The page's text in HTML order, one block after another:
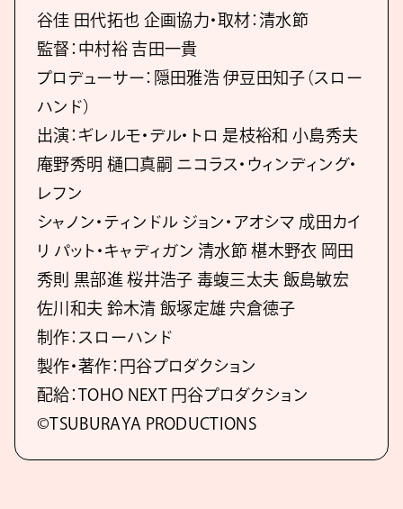
谷佳 田代拓也 企画協力・取材：清水節
監督：中村裕 吉田一貴
プロデューサー：隠田雅浩 伊豆田知子（スロー
ハンド）
出演：ギレルモ・デル・トロ 是枝裕和 小島秀夫
庵野秀明 樋口真嗣 ニコラス・ウィンディング・
レフン
シャノン・ティンドル ジョン・アオシマ 成田カイ
リ パット・キャディガン 清水節 椹木野衣 岡田
秀則 黒部進 桜井浩子 毒蝮三太夫 飯島敏宏
佐川和夫 鈴木清 飯塚定雄 宍倉徳子
制作：スローハンド
製作・著作：円谷プロダクション
配給：TOHO NEXT 円谷プロダクション
©TSUBURAYA PRODUCTIONS